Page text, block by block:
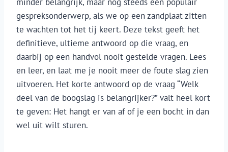
gespreksonderwerp, als we op een zandplaat zitten
te wachten tot het tij keert. Deze tekst geeft het
definitieve, ultieme antwoord op die vraag, en
daarbij op een handvol nooit gestelde vragen. Lees
en leer, en laat me je nooit meer de foute slag zien
uitvoeren. Het korte antwoord op de vraag “Welk
deel van de boogslag is belangrijker?” valt heel kort
te geven: Het hangt er van af of je een bocht in dan
wel uit wilt sturen.